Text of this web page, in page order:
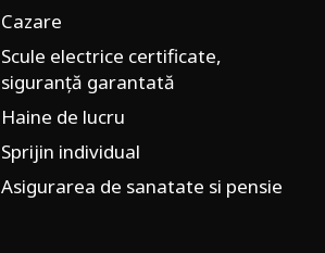
Cazare
Scule electrice certificate,
siguranță garantată
Haine de lucru
Sprijin individual
Asigurarea de sanatate si pensie